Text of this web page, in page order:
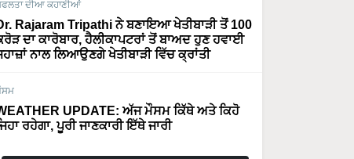
ਦੀਆ ਕਹਾਣੀਆਂ
Rajaram Tripathi ਨੇ ਬਣਾਇਆ ਖੇਤੀਬਾੜੀ ਤੋਂ 100
ਦਾ ਕਾਰੋਬਾਰ, ਹੈਲੀਕਾਪਟਰਾਂ ਤੋਂ ਬਾਅਦ ਹੁਣ ਹਵਾਈ
ਨਾਲ ਲਿਆਉਣਗੇ ਖੇਤੀਬਾੜੀ ਵਿੱਚ ਕ੍ਰਾਂਤੀ
UPDATE: ਅੱਜ ਮੌਸਮ ਕਿੱਥੇ ਅਤੇ ਕਿਹੋ
ਰਹੇਗਾ, ਪੂਰੀ ਜਾਣਕਾਰੀ ਇੱਥੇ ਜਾਰੀ